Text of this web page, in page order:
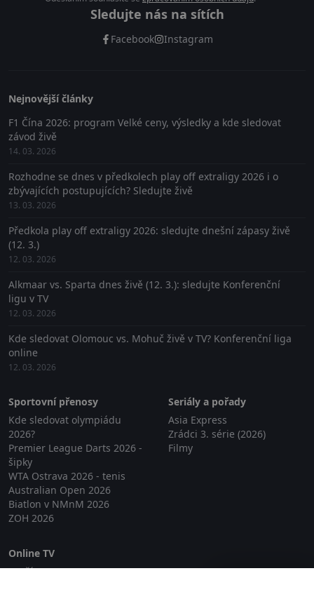
Sledujte nás na sítích
Facebook Instagram
Nejnovější články
F1 Čína 2026: program Velké ceny, výsledky a kde sledovat
závod živě
14. 03. 2026
Rozhodne se dnes v předkolech play off extraligy 2026 i o
zbývajících postupujících? Sledujte živě
13. 03. 2026
Předkola play off extraligy 2026: sledujte dnešní zápasy živě
(12. 3.)
12. 03. 2026
Alkmaar vs. Sparta dnes živě (12. 3.): sledujte Konferenční
ligu v TV
12. 03. 2026
Kde sledovat Olomouc vs. Mohuč živě v TV? Konferenční liga
online
12. 03. 2026
Sportovní přenosy
Kde sledovat olympiádu
2026?
Premier League Darts 2026 -
šipky
WTA Ostrava 2026 - tenis
Australian Open 2026
Biatlon v NMnM 2026
ZOH 2026
Seriály a pořady
Asia Express
Zrádci 3. série (2026)
Filmy
Online TV
Lepší.TV